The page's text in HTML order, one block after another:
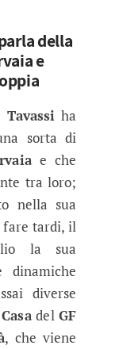
della
e
Tavassi ha
sorta di
e che
tra loro;
nella sua
fare tardi, il
la sua
diverse
CasadelGF
, che viene